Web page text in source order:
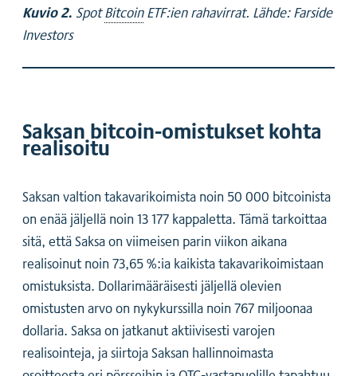
Kuvio 2. SpotBitcoinETF:ien rahavirrat. Lähde: Farside
Investors
Saksan bitcoin-omistukset kohta
realisoitu
Saksan valtion takavarikoimista noin 50 000 bitcoinista
on enää jäljellä noin 13 177 kappaletta. Tämä tarkoittaa
sitä, että Saksa on viimeisen parin viikon aikana
realisoinut noin 73,65 %:ia kaikista takavarikoimistaan
omistuksista. Dollarimääräisesti jäljellä olevien
omistusten arvo on nykykurssilla noin 767 miljoonaa
dollaria. Saksa on jatkanut aktiivisesti varojen
realisointeja, ja siirtoja Saksan hallinnoimasta